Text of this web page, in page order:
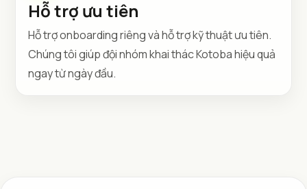
Hỗ trợ ưu tiên
Hỗ trợ onboarding riêng và hỗ trợ kỹ thuật ưu tiên.
Chúng tôi giúp đội nhóm khai thác Kotoba hiệu quả
ngay từ ngày đầu.